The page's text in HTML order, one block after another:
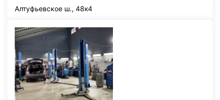
Алтуфьевское ш., 48к4